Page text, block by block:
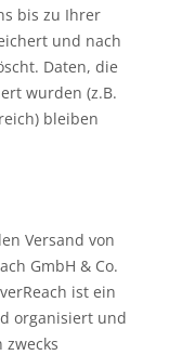
bis zu Ihrer
und nach
Daten, die
wurden (z.B.
bleiben
Versand von
GmbH & Co.
ist ein
organisiert und